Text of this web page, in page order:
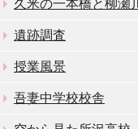
久米の一本橋と柳瀬川
遺跡調査
授業風景
吾妻中学校校舎